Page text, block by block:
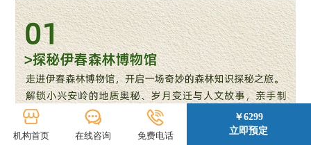
机构首页 在线咨询 免费电话
￥6299
立即预定